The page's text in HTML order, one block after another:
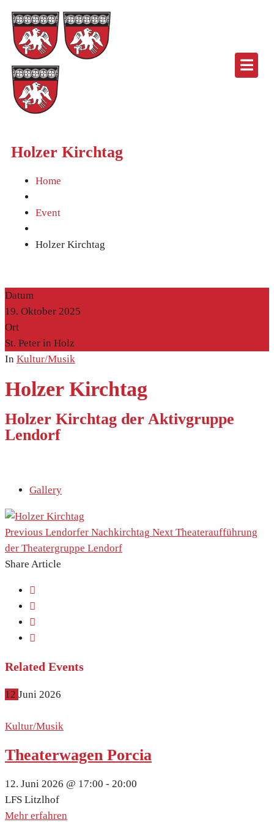
Holzer Kirchtag
Home
Event
Holzer Kirchtag
Datum
19. Oktober 2025
Ort
St. Peter in Holz
In Kultur/Musik
Holzer Kirchtag
Holzer Kirchtag der Aktivgruppe
Lendorf
Gallery
Previous Lendorfer Nachkirchtag Next Theateraufführung
der Theatergruppe Lendorf
Share Article
Related Events
12 Juni 2026
Kultur/Musik
Theaterwagen Porcia
12. Juni 2026 @ 17:00 - 20:00
LFS Litzlhof
Mehr erfahren